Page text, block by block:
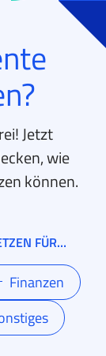
Jetzt
wie
können.
FÜR…
Finanzen